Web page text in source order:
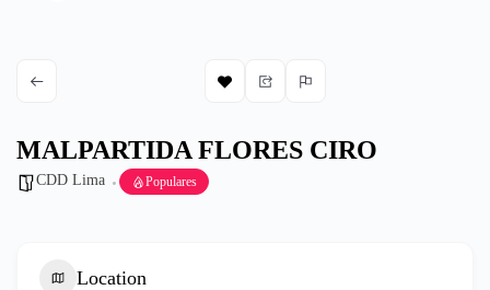
MALPARTIDA FLORES CIRO
CDD Lima Populares
Location